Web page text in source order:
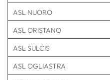
ASL NUORO
ASL ORISTANO
ASL SULCIS
ASL OGLIASTRA